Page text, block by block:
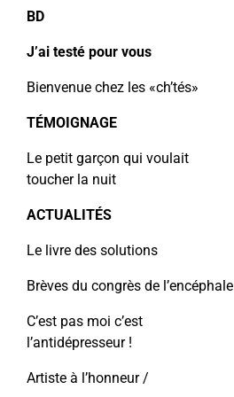
BD
J’ai testé pour vous
Bienvenue chez les «ch’tés»
TÉMOIGNAGE
Le petit garçon qui voulait
toucher la nuit
ACTUALITÉS
Le livre des solutions
Brèves du congrès de l’encéphale
C’est pas moi c’est
l’antidépresseur !
Artiste à l’honneur /